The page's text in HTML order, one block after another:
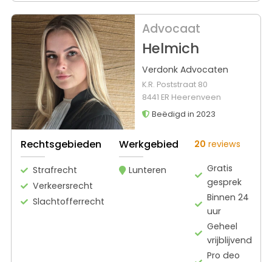
Advocaat
Helmich
Verdonk Advocaten
K.R. Poststraat 80
8441 ER Heerenveen
Beëdigd in 2023
Rechtsgebieden
Strafrecht
Verkeersrecht
Slachtofferrecht
Werkgebied
Lunteren
20 reviews
Gratis
gesprek
Binnen 24
uur
Geheel
vrijblijvend
Pro deo